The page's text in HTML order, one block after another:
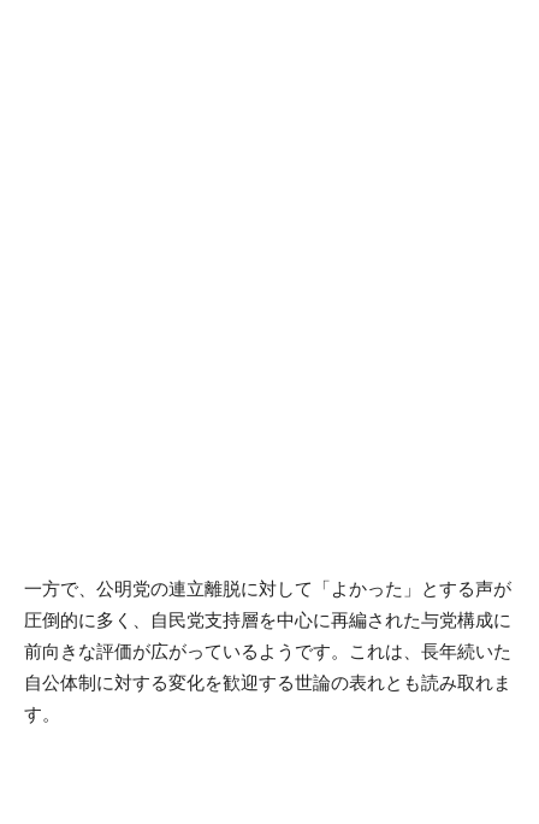
一方で、公明党の連立離脱に対して「よかった」とする声が
圧倒的に多く、自民党支持層を中心に再編された与党構成に
前向きな評価が広がっているようです。これは、長年続いた
自公体制に対する変化を歓迎する世論の表れとも読み取れま
す。